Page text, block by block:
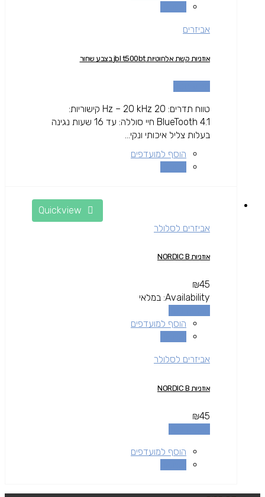
אביזרים
אוזניות קשת אלחוטיות jbl t500bt בצבע שחור
טווח תדרים: 20 Hz – 20 kHz קישוריות:
BlueTooth 4.1 חיי סוללה: עד 16 שעות נגינה
בעלות צליל איכותי ונקי...
הוסף למועדפים
אביזרים לסלולר
אוזניות NORDIC B
₪45
Availability: במלאי
הוסף למועדפים
אביזרים לסלולר
אוזניות NORDIC B
₪45
הוסף למועדפים